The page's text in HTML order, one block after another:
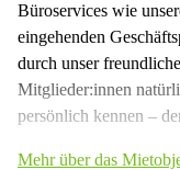
Büroservices wie
eingehenden
durch unser
Mitglieder:innen
persönlich kennen –
Mehr über das